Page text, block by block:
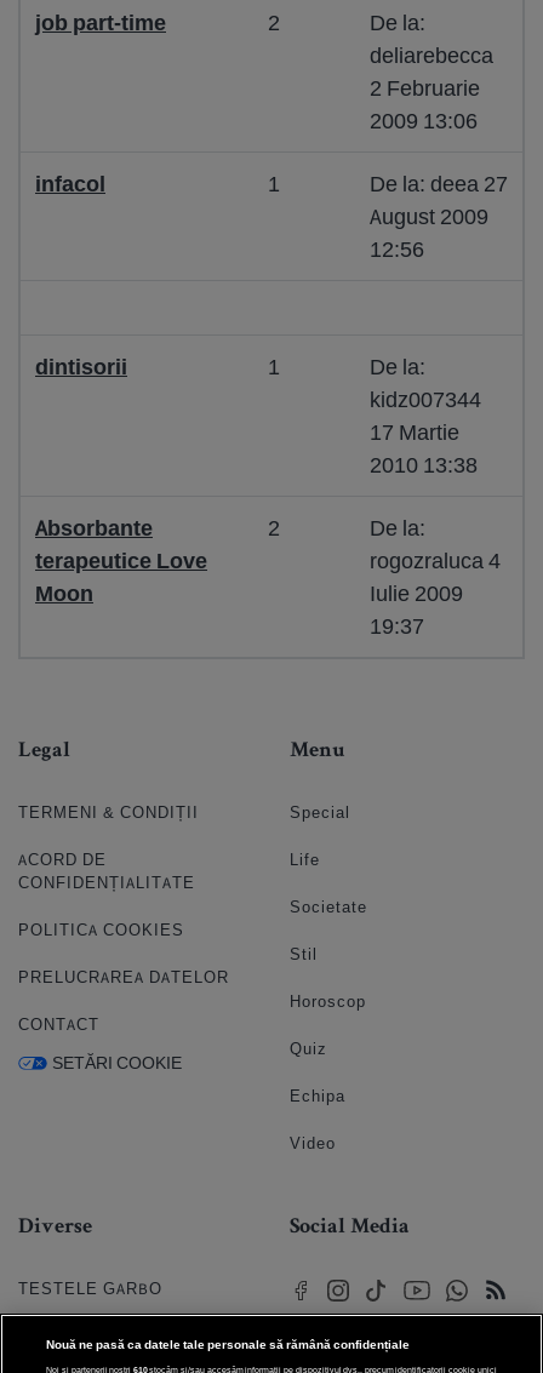
job part-time 2
De la:
deliarebecca
2 Februarie
2009 13:06
infacol 1
De la: deea 27
August 2009
12:56
dintisorii 1
De la:
kidz007344
17 Martie
2010 13:38
Absorbante
terapeutice Love
Moon
2
De la:
rogozraluca 4
Iulie 2009
19:37
Legal
TERMENI & CONDIȚII
ACORD DE
CONFIDENȚIALITATE
POLITICA COOKIES
PRELUCRAREA DATELOR
CONTACT
SETĂRI COOKIE
Menu
Special
Life
Societate
Stil
Horoscop
Quiz
Echipa
Video
Diverse
TESTELE GARBO
HOROSCOP
Social Media
Nouă ne pasă ca datele tale personale să rămână confidențiale
Noi și partenerii noștri 610stocăm și/sau accesăm informații pe dispozitivul dvs., precum identificatorii cookie unici